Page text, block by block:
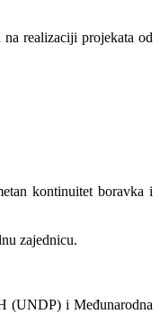
realizaciji projekata od
kontinuitet boravka i
zajednicu.
(UNDP) i Međunarodna